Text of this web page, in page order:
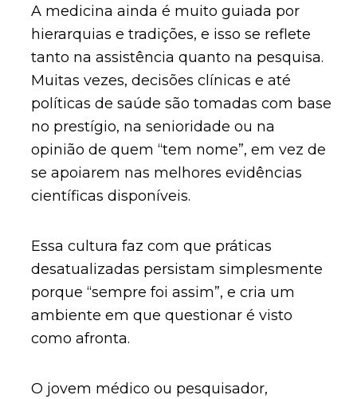
A medicina ainda é muito guiada por
hierarquias e tradições, e isso se reflete
tanto na assistência quanto na pesquisa.
Muitas vezes, decisões clínicas e até
políticas de saúde são tomadas com base
no prestígio, na senioridade ou na
opinião de quem “tem nome”, em vez de
se apoiarem nas melhores evidências
científicas disponíveis.
Essa cultura faz com que práticas
desatualizadas persistam simplesmente
porque “sempre foi assim”, e cria um
ambiente em que questionar é visto
como afronta.
O jovem médico ou pesquisador,